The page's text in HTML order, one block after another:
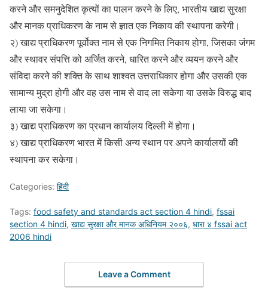
करने और समनुदेशित कृत्यों का पालन करने के लिए, भारतीय खाद्य सुरक्षा
और मानक प्राधिकरण के नाम से ज्ञात एक निकाय की स्थापना करेगी।
२) खाद्य प्राधिकरण पूर्वोक्त नाम से एक निगमित निकाय होगा, जिसका जंगम
और स्थावर संपत्ति को अर्जित करने, धारित करने और व्ययन करने और
संविदा करने की शक्ति के साथ शाश्वत उत्तराधिकार होगा और उसकी एक
सामान्य मुद्रा होगी और वह उस नाम से वाद ला सकेगा या उसके विरुद्ध बाद
लाया जा सकेगा।
३) खाद्य प्राधिकरण का प्रधान कार्यालय दिल्ली में होगा।
४) खाद्य प्राधिकरण भारत में किसी अन्य स्थान पर अपने कार्यालयों की
स्थापना कर सकेगा।
Categories: हिंदी
Tags: food safety and standards act section 4 hindi, fssai
section 4 hindi, खाद्य सुरक्षा और मानक अधिनियम २००६, धारा ४ fssai act
2006 hindi
Leave a Comment